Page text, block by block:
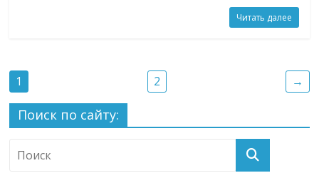
Читать далее
1 2 →
Поиск по сайту: